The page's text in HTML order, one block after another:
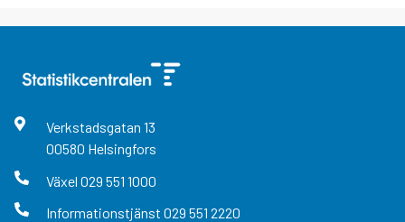
Verkstadsgatan 13
00580 Helsingfors
Växel 029 551 1000
Informationstjänst 029 551 2220